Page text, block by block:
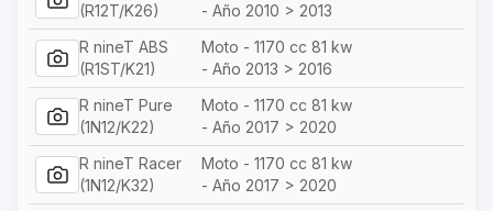
(R12T/K26)
- Año 2010 > 2013
R nineT ABS
(R1ST/K21)
Moto - 1170 cc 81 kw
- Año 2013 > 2016
R nineT Pure
(1N12/K22)
Moto - 1170 cc 81 kw
- Año 2017 > 2020
R nineT Racer
(1N12/K32)
Moto - 1170 cc 81 kw
- Año 2017 > 2020